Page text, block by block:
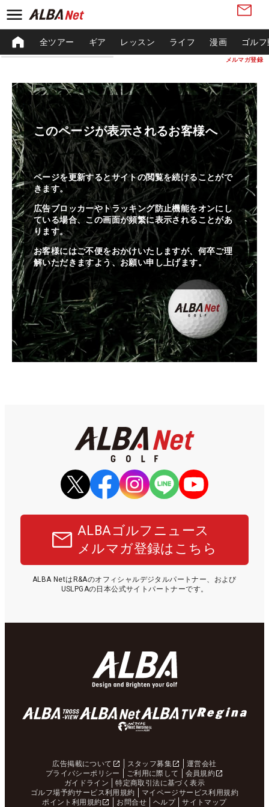
メルマガ登録
全ツアー ギア レッスン ライフ 漫画 ゴル
このページが表示されるお客様へ
ページを更新するとサイトの閲覧を続けることがで
きます。
広告ブロッカーやトラッキング防止機能をオンにし
ている場合、この画面が頻繁に表示されることがあ
ります。
お客様にはご不便をおかけいたしますが、何卒ご理
解いただきますよう、お願い申し上げます。
ALBAゴルフニュース
メルマガ登録はこちら
ALBA NetはR&Aのオフィシャルデジタルパートナー、および
USLPGAの日本公式サイトパートナーです。
広告掲載について スタッフ募集
運営会社
プライバシーポリシー
ご利用に際して
会員規約
ガイドライン
特定商取引法に基づく表示
ゴルフ場予約サービス利用規約
マイページサービス利用規約
ポイント利用規約
お問合せ ヘルプ サイトマップ